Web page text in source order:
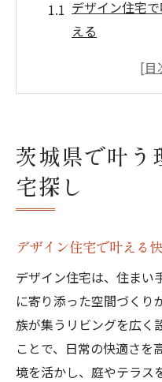
デザイン住宅
える
茨城県のデザ
スタイルデザ
口コミから紐
既製住宅デザイン選
デザイン住宅選
茨城県の規格住
標準仕様に注
ツ
口コミで評価
茨城県で叶う
宅探し
デザイン住宅で叶える
デザイン住宅は、住まい
に寄り添った空間づくり
族が集うリビングを広く
ことで、日常の快適さを
境を活かし、庭やテラス